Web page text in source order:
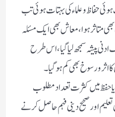
حفاظ و علماء کی بہتات ہوئی تب
متاثر ہوا، معاش بھی ایک مسئلہ
پیشہ سمجھ لیا گیا ، اس طرح
و رسوخ بھی کم ہو گیا ۔
حفظ میں کثرت تعداد مطلوب
تعلیم اور صحیح دینی فہم حاصل کرنے